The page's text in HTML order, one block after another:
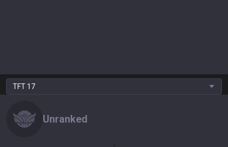
TFT 17
Unranked